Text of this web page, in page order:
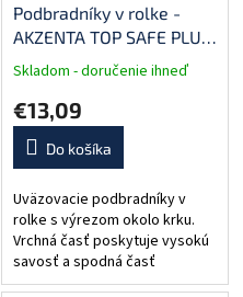
Podbradníky v rolke -
AKZENTA TOP SAFE PLUS
APRONS magická modrá
Skladom - doručenie ihneď
€13,09
Do košíka
Uväzovacie podbradníky v
rolke s výrezom okolo krku.
Vrchná časť poskytuje vysokú
savosť a spodná časť
vodeodolnosť. Výrobca: